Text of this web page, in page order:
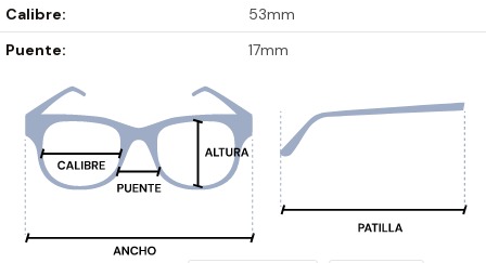
Calibre:
53mm
Puente:
17mm